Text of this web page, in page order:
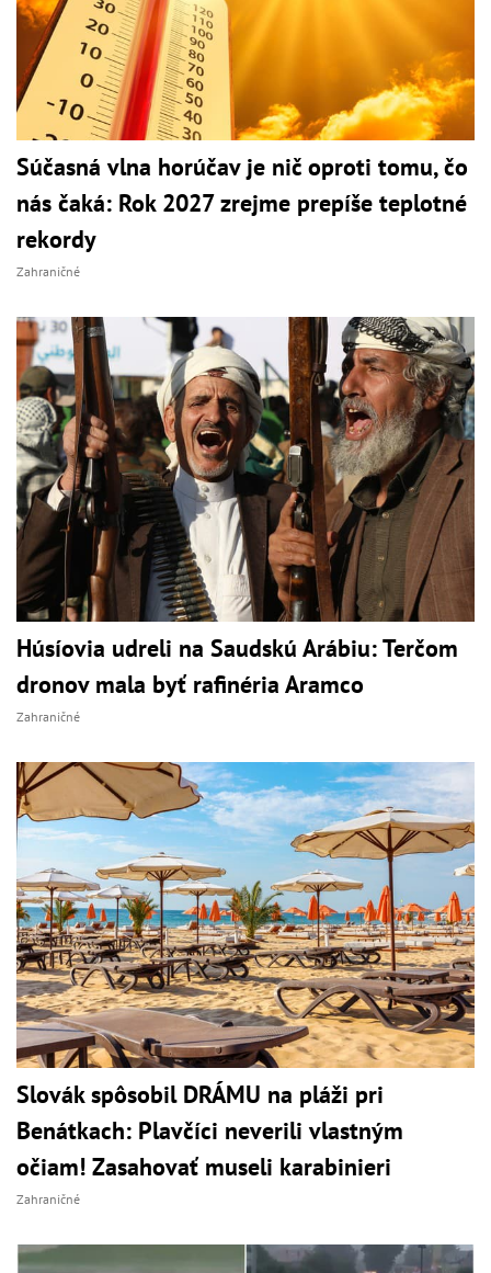
Súčasná vlna horúčav je nič oproti tomu, čo
nás čaká: Rok 2027 zrejme prepíše teplotné
rekordy
Zahraničné
Húsíovia udreli na Saudskú Arábiu: Terčom
dronov mala byť rafinéria Aramco
Zahraničné
Slovák spôsobil DRÁMU na pláži pri
Benátkach: Plavčíci neverili vlastným
očiam! Zasahovať museli karabinieri
Zahraničné